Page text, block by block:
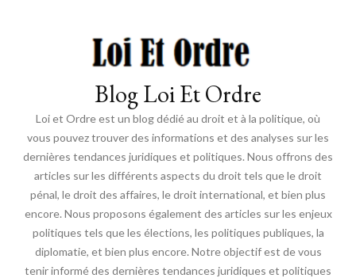
Blog Loi Et Ordre
Loi et Ordre est un blog dédié au droit et à la politique, où
vous pouvez trouver des informations et des analyses sur les
dernières tendances juridiques et politiques. Nous offrons des
articles sur les différents aspects du droit tels que le droit
pénal, le droit des affaires, le droit international, et bien plus
encore. Nous proposons également des articles sur les enjeux
politiques tels que les élections, les politiques publiques, la
diplomatie, et bien plus encore. Notre objectif est de vous
tenir informé des dernières tendances juridiques et politiques